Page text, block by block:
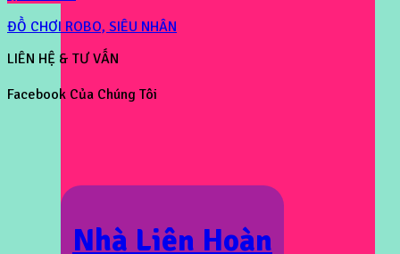
Nhà Liên Hoàn
ĐỒ CHƠI ROBO, SIÊU NHÂN
LIÊN HỆ & TƯ VẤN
Facebook Của Chúng Tôi